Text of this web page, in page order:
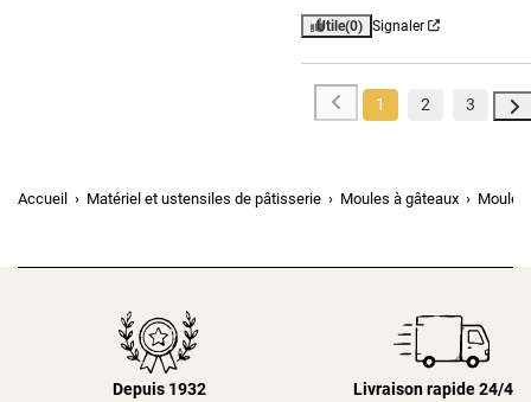
Utile(0) Signaler
1 2 3
Accueil Matériel et ustensiles de pâtisserie Moules à gâteaux Moules
Depuis 1932 Livraison rapide 24/48h